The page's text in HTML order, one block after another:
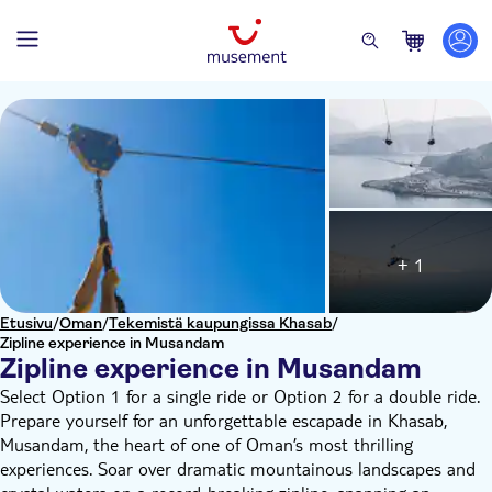
Etusivu/Oman/Tekemistä kaupungissa Khasab/
Zipline experience in Musandam
Zipline experience in Musandam
+ 1
Select Option 1 for a single ride or Option 2 for a double ride.
Prepare yourself for an unforgettable escapade in Khasab,
Musandam, the heart of one of Oman’s most thrilling
experiences. Soar over dramatic mountainous landscapes and